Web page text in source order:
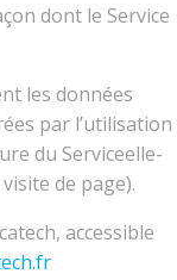
dont le Service
les données
par l’utilisation
du Serviceelle-
de page).
accessible